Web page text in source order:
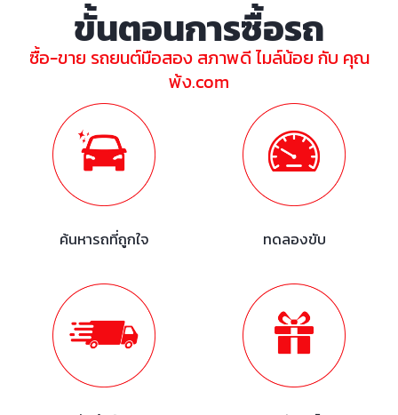
ขั้นตอนการซื้อรถ
ซื้อ-ขาย รถยนต์มือสอง สภาพดี ไมล์น้อย กับ คุณ
พ้ง.com
ค้นหารถที่ถูกใจ ทดลองขับ